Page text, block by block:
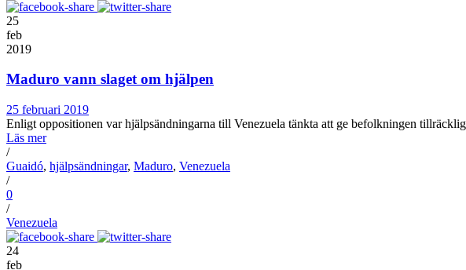
25
feb
2019
Maduro vann slaget om hjälpen
25 februari 2019
Enligt oppositionen var hjälpsändningarna till Venezuela tänkta att ge befolkningen
Läs mer
/
Guaidó, hjälpsändningar, Maduro, Venezuela
/
0
/
Venezuela
24
feb